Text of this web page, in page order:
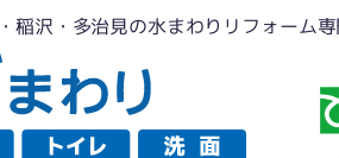
稲沢・多治見の水まわりリフォーム